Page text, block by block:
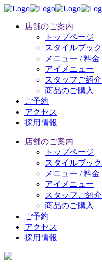
店舗のご案内
トップページ
スタイルブック
メニュー / 料金
アイメニュー
スタッフご紹介
商品のご購入
ご予約
アクセス
採用情報
店舗のご案内
トップページ
スタイルブック
メニュー / 料金
アイメニュー
スタッフご紹介
商品のご購入
ご予約
アクセス
採用情報